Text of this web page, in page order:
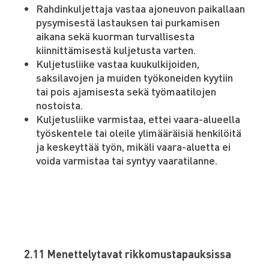
Rahdinkuljettaja vastaa ajoneuvon paikallaan
pysymisestä lastauksen tai purkamisen
aikana sekä kuorman turvallisesta
kiinnittämisestä kuljetusta varten.
Kuljetusliike vastaa kuukulkijoiden,
saksilavojen ja muiden työkoneiden kyytiin
tai pois ajamisesta sekä työmaatilojen
nostoista.
Kuljetusliike varmistaa, ettei vaara-alueella
työskentele tai oleile ylimääräisiä henkilöitä
ja keskeyttää työn, mikäli vaara-aluetta ei
voida varmistaa tai syntyy vaaratilanne.
2.11 Menettelytavat rikkomustapauksissa